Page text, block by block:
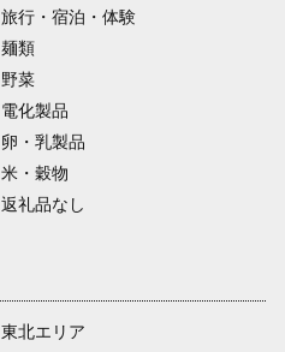
旅行・宿泊・体験
麺類
野菜
電化製品
卵・乳製品
米・穀物
返礼品なし
東北エリア